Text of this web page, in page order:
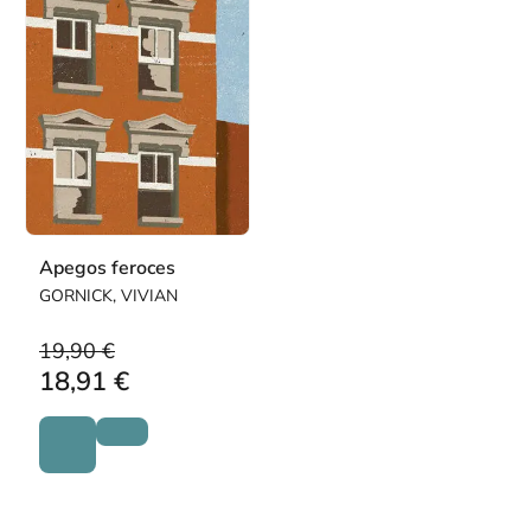
Apegos feroces
GORNICK, VIVIAN
19,90 €
18,91 €